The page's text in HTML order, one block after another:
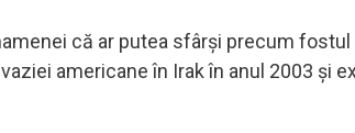
că ar putea sfârşi precum fostul
americane în Irak în anul 2003 şi